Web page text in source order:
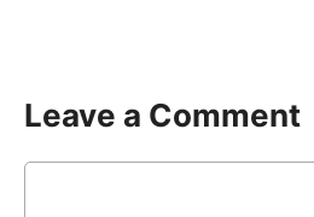
Leave a Comment
Comment